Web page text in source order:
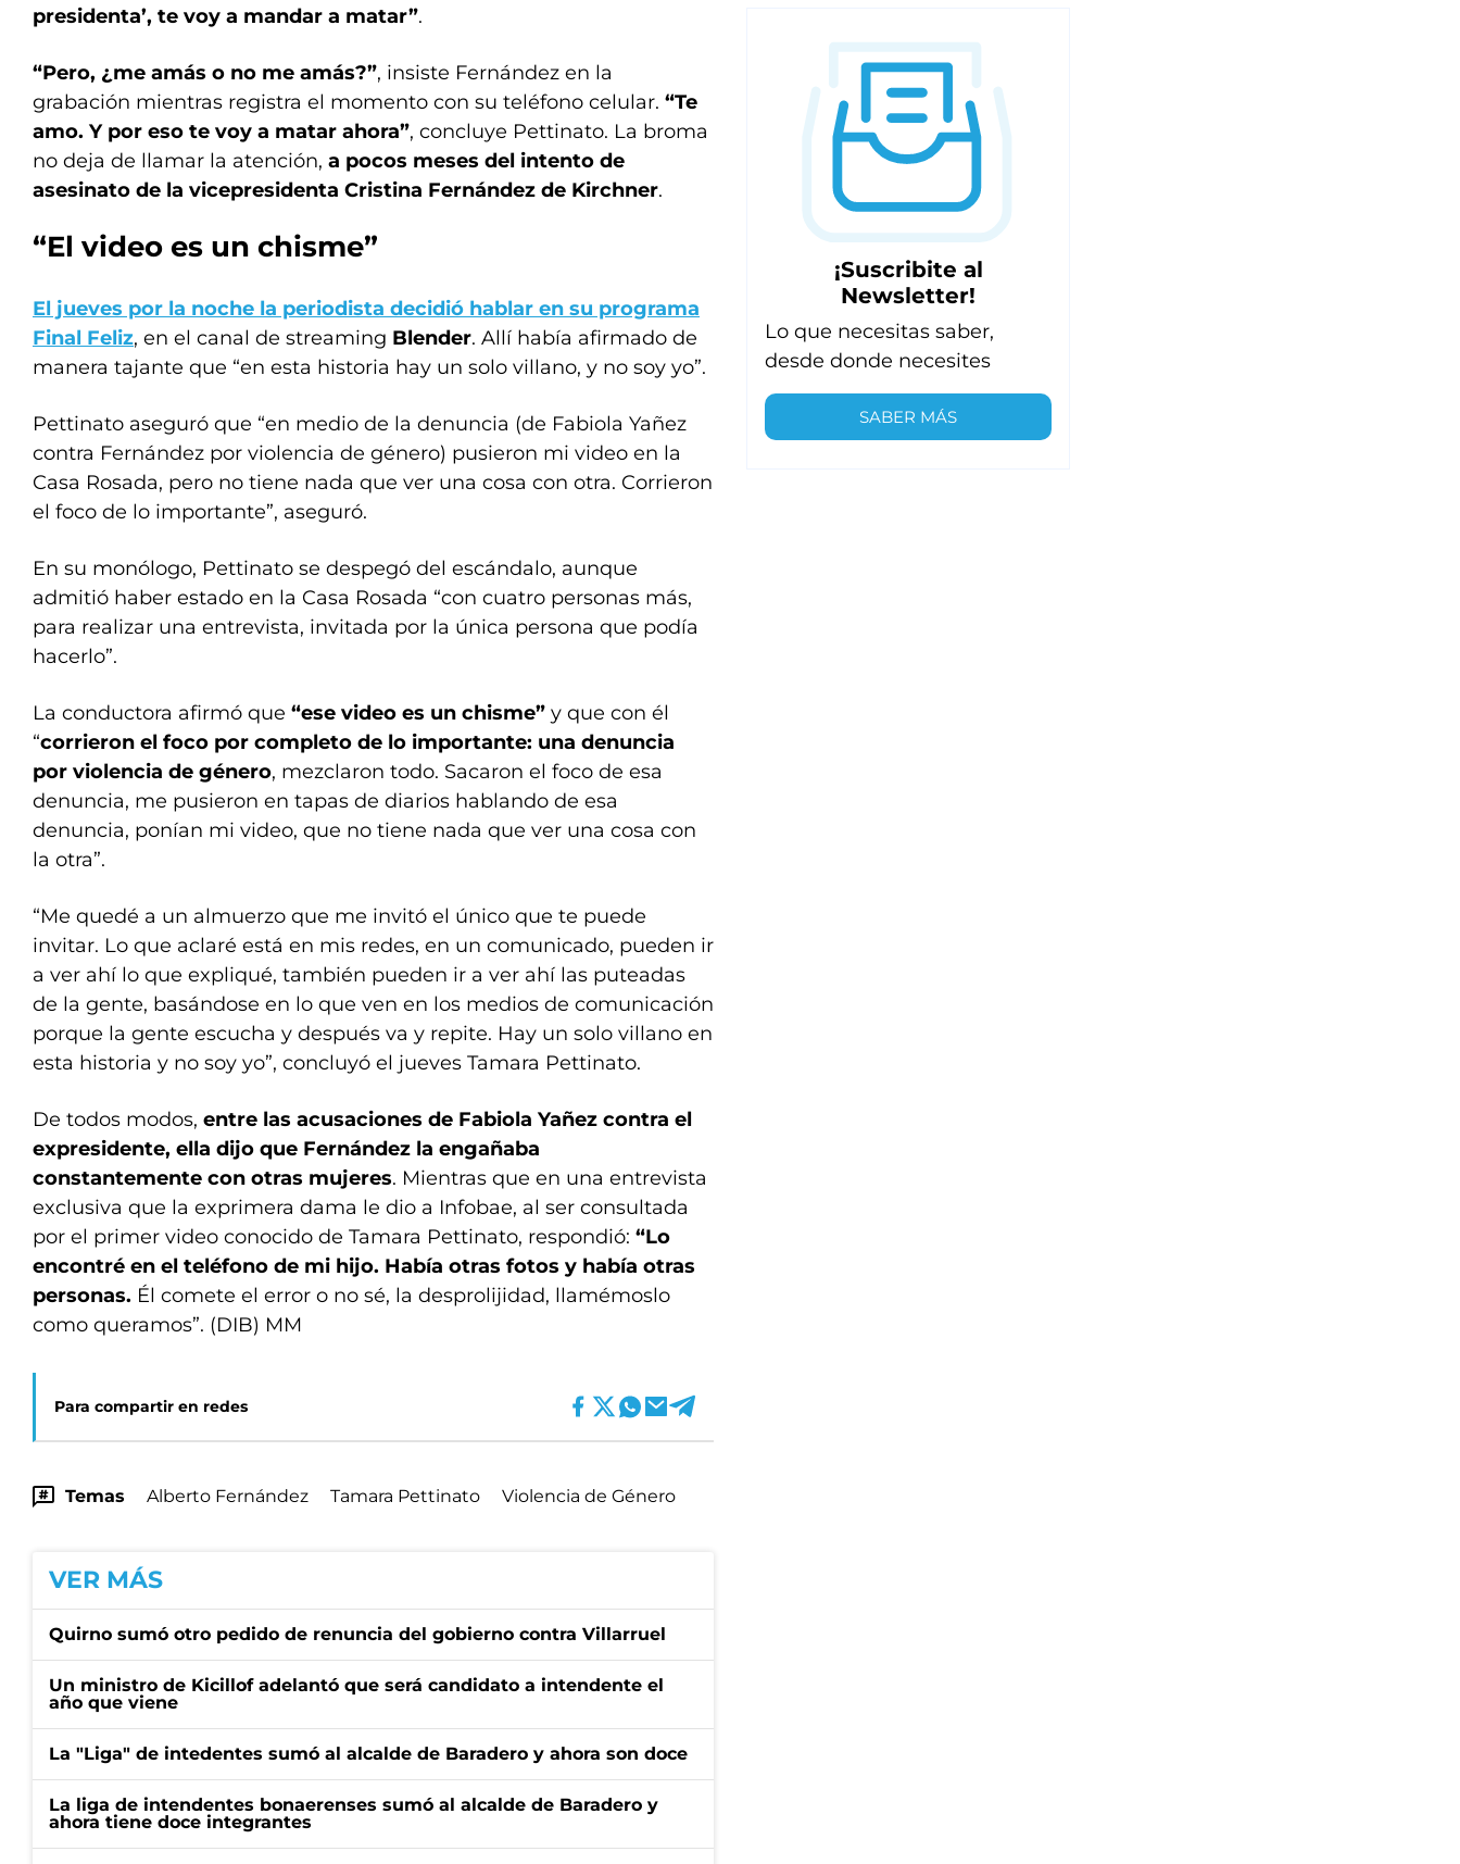
presidenta’, te voy a mandar a matar”.
“Pero, ¿me amás o no me amás?”, insiste Fernández en la
grabación mientras registra el momento con su teléfono celular. “Te
amo. Y por eso te voy a matar ahora”, concluye Pettinato. La broma
no deja de llamar la atención, a pocos meses del intento de
asesinato de la vicepresidenta Cristina Fernández de Kirchner.
“El video es un chisme”
El jueves por la noche la periodista decidió hablar en su programa
Final Feliz, en el canal de streaming Blender. Allí había afirmado de
manera tajante que “en esta historia hay un solo villano, y no soy yo”.
Pettinato aseguró que “en medio de la denuncia (de Fabiola Yañez
contra Fernández por violencia de género) pusieron mi video en la
Casa Rosada, pero no tiene nada que ver una cosa con otra. Corrieron
el foco de lo importante”, aseguró.
En su monólogo, Pettinato se despegó del escándalo, aunque
admitió haber estado en la Casa Rosada “con cuatro personas más,
para realizar una entrevista, invitada por la única persona que podía
hacerlo”.
La conductora afirmó que “ese video es un chisme” y que con él
“corrieron el foco por completo de lo importante: una denuncia
por violencia de género, mezclaron todo. Sacaron el foco de esa
denuncia, me pusieron en tapas de diarios hablando de esa
denuncia, ponían mi video, que no tiene nada que ver una cosa con
la otra”.
“Me quedé a un almuerzo que me invitó el único que te puede
invitar. Lo que aclaré está en mis redes, en un comunicado, pueden ir
a ver ahí lo que expliqué, también pueden ir a ver ahí las puteadas
de la gente, basándose en lo que ven en los medios de comunicación
porque la gente escucha y después va y repite. Hay un solo villano en
esta historia y no soy yo”, concluyó el jueves Tamara Pettinato.
De todos modos, entre las acusaciones de Fabiola Yañez contra el
expresidente, ella dijo que Fernández la engañaba
constantemente con otras mujeres. Mientras que en una entrevista
exclusiva que la exprimera dama le dio a Infobae, al ser consultada
por el primer video conocido de Tamara Pettinato, respondió: “Lo
encontré en el teléfono de mi hijo. Había otras fotos y había otras
personas. Él comete el error o no sé, la desprolijidad, llamémoslo
como queramos”. (DIB) MM
Para compartir en redes
Temas Alberto Fernández Tamara Pettinato Violencia de Género
VER MÁS
Quirno sumó otro pedido de renuncia del gobierno contra Villarruel
Un ministro de Kicillof adelantó que será candidato a intendente el
año que viene
La "Liga" de intedentes sumó al alcalde de Baradero y ahora son doce
La liga de intendentes bonaerenses sumó al alcalde de Baradero y
ahora tiene doce integrantes
¡Suscribite al
Newsletter!
Lo que necesitas saber,
desde donde necesites
SABER MÁS